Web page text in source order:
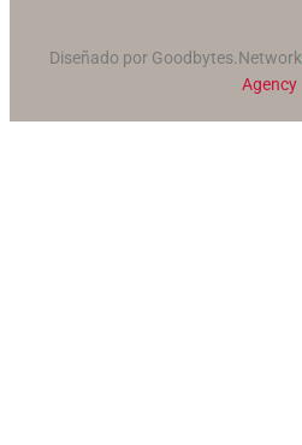
Diseñado por Goodbytes.Network
Agency